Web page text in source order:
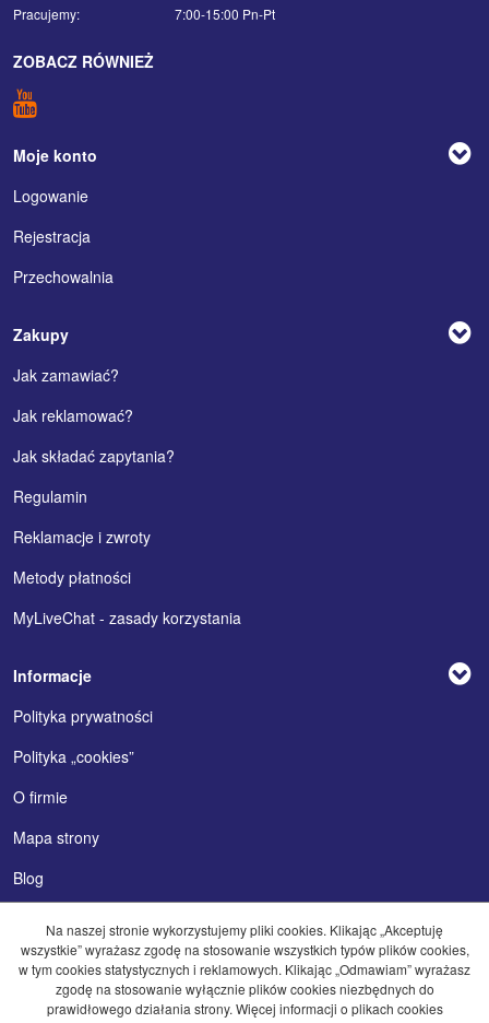
Pracujemy:
7:00-15:00 Pn-Pt
ZOBACZ RÓWNIEŻ
Moje konto
Logowanie
Rejestracja
Przechowalnia
Zakupy
Jak zamawiać?
Jak reklamować?
Jak składać zapytania?
Regulamin
Reklamacje i zwroty
Metody płatności
MyLiveChat - zasady korzystania
Informacje
Polityka prywatności
Polityka „cookies”
O firmie
Mapa strony
Blog
Na naszej stronie wykorzystujemy pliki cookies. Klikając „Akceptuję
wszystkie” wyrażasz zgodę na stosowanie wszystkich typów plików cookies,
w tym cookies statystycznych i reklamowych. Klikając „Odmawiam” wyrażasz
zgodę na stosowanie wyłącznie plików cookies niezbędnych do
prawidłowego działania strony. Więcej informacji o plikach cookies